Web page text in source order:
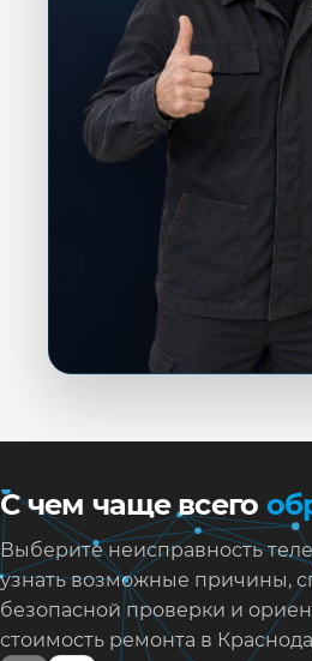
С чем чаще всего
Выберите неисправность
узнать возможные причины,
безопасной проверки и
стоимость ремонта в